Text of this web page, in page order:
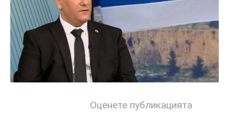
Оценете публикацията